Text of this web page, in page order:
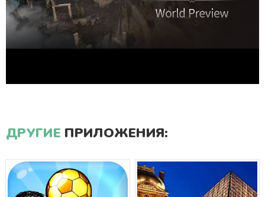
ДРУГИЕ ПРИЛОЖЕНИЯ: